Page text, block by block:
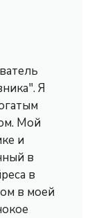
Я
Мой
и
в
в
в моей